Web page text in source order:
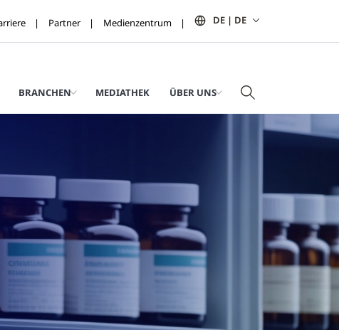
Partner Medienzentrum DE | DE
BRANCHEN MEDIATHEK ÜBER UNS